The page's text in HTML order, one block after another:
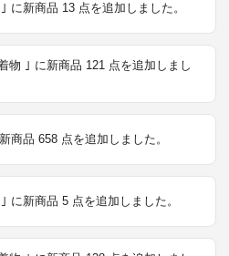
に新商品 13 点を追加しました。
物 ｣ に新商品 121 点を追加しまし
商品 658 点を追加しました。
に新商品 5 点を追加しました。